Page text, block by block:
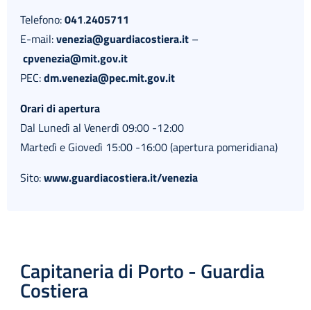
Telefono:041.2405711
E-mail:venezia@guardiacostiera.it–
cpvenezia@mit.gov.it
PEC:dm.venezia@pec.mit.gov.it
Orari di apertura
Dal Lunedì al Venerdì 09:00 -12:00
Martedì e Giovedì 15:00 -16:00 (apertura pomeridiana)
Sito:www.guardiacostiera.it/venezia
Capitaneria di Porto - Guardia
Costiera